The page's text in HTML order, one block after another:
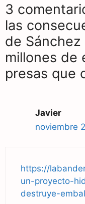
3
las
de
millones de
presas que
Javier
noviembre
https://
un-proyecto-
destruye-